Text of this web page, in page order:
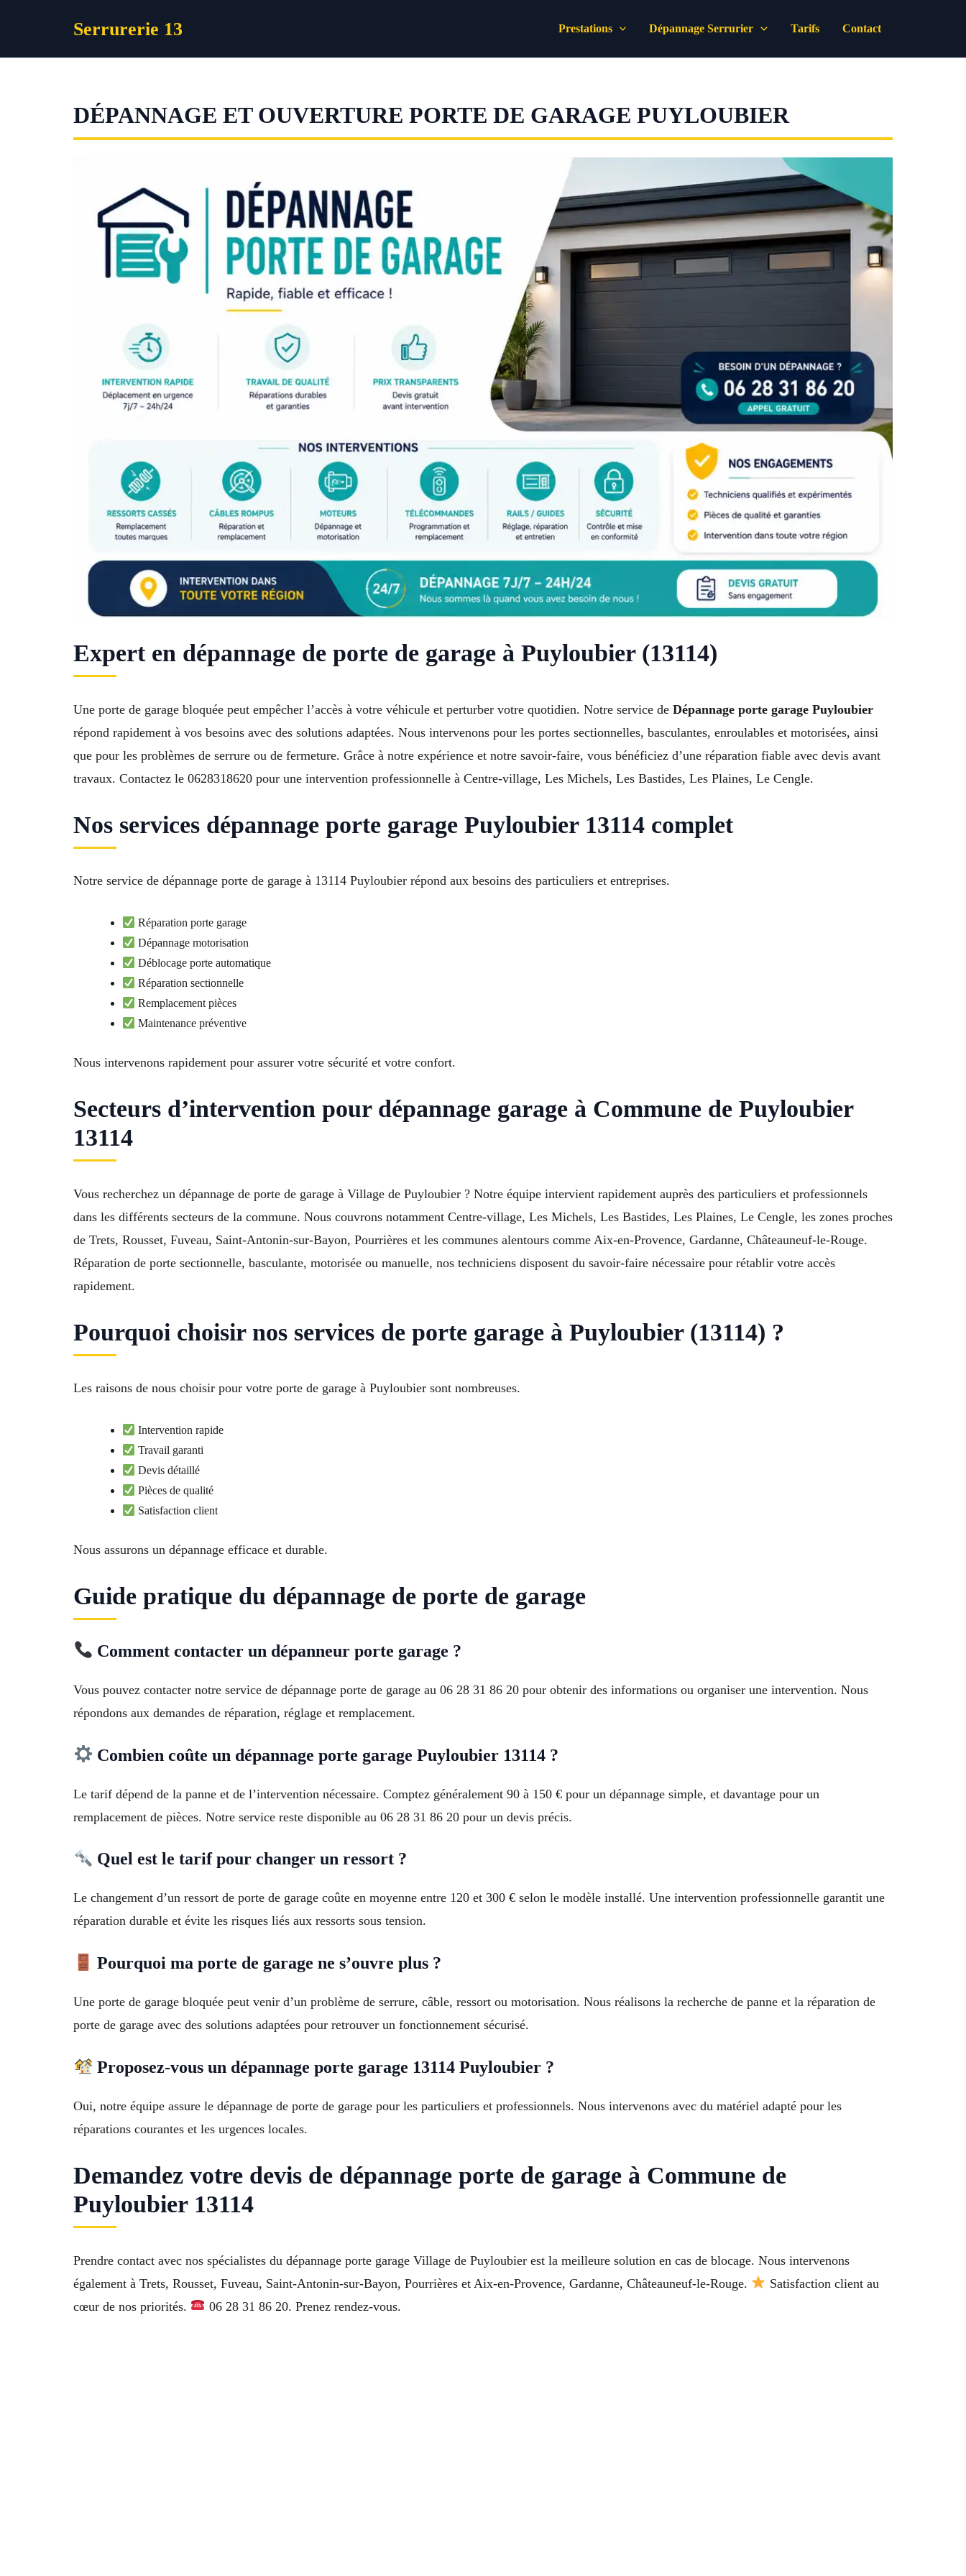
Serrurerie 13 Prestations Dépannage Serrurier Tarifs Contact
DÉPANNAGE ET OUVERTURE PORTE DE GARAGE PUYLOUBIER
Expert en dépannage de porte de garage à Puyloubier (13114)
Une porte de garage bloquée peut empêcher l’accès à votre véhicule et perturber votre quotidien. Notre service de Dépannage porte garage Puyloubier
répond rapidement à vos besoins avec des solutions adaptées. Nous intervenons pour les portes sectionnelles, basculantes, enroulables et motorisées, ainsi
que pour les problèmes de serrure ou de fermeture. Grâce à notre expérience et notre savoir-faire, vous bénéficiez d’une réparation fiable avec devis avant
travaux. Contactez le 0628318620 pour une intervention professionnelle à Centre-village, Les Michels, Les Bastides, Les Plaines, Le Cengle.
Nos services dépannage porte garage Puyloubier 13114 complet
Notre service de dépannage porte de garage à 13114 Puyloubier répond aux besoins des particuliers et entreprises.
Réparation porte garage
Dépannage motorisation
Déblocage porte automatique
Réparation sectionnelle
Remplacement pièces
Maintenance préventive
Nous intervenons rapidement pour assurer votre sécurité et votre confort.
Secteurs d’intervention pour dépannage garage à Commune de Puyloubier
13114
Vous recherchez un dépannage de porte de garage à Village de Puyloubier ? Notre équipe intervient rapidement auprès des particuliers et professionnels
dans les différents secteurs de la commune. Nous couvrons notamment Centre-village, Les Michels, Les Bastides, Les Plaines, Le Cengle, les zones proches
de Trets, Rousset, Fuveau, Saint-Antonin-sur-Bayon, Pourrières et les communes alentours comme Aix-en-Provence, Gardanne, Châteauneuf-le-Rouge.
Réparation de porte sectionnelle, basculante, motorisée ou manuelle, nos techniciens disposent du savoir-faire nécessaire pour rétablir votre accès
rapidement.
Pourquoi choisir nos services de porte garage à Puyloubier (13114) ?
Les raisons de nous choisir pour votre porte de garage à Puyloubier sont nombreuses.
Intervention rapide
Travail garanti
Devis détaillé
Pièces de qualité
Satisfaction client
Nous assurons un dépannage efficace et durable.
Guide pratique du dépannage de porte de garage
Comment contacter un dépanneur porte garage ?
Vous pouvez contacter notre service de dépannage porte de garage au 06 28 31 86 20 pour obtenir des informations ou organiser une intervention. Nous
répondons aux demandes de réparation, réglage et remplacement.
Combien coûte un dépannage porte garage Puyloubier 13114 ?
Le tarif dépend de la panne et de l’intervention nécessaire. Comptez généralement 90 à 150 € pour un dépannage simple, et davantage pour un
remplacement de pièces. Notre service reste disponible au 06 28 31 86 20 pour un devis précis.
Quel est le tarif pour changer un ressort ?
Le changement d’un ressort de porte de garage coûte en moyenne entre 120 et 300 € selon le modèle installé. Une intervention professionnelle garantit une
réparation durable et évite les risques liés aux ressorts sous tension.
Pourquoi ma porte de garage ne s’ouvre plus ?
Une porte de garage bloquée peut venir d’un problème de serrure, câble, ressort ou motorisation. Nous réalisons la recherche de panne et la réparation de
porte de garage avec des solutions adaptées pour retrouver un fonctionnement sécurisé.
Proposez-vous un dépannage porte garage 13114 Puyloubier ?
Oui, notre équipe assure le dépannage de porte de garage pour les particuliers et professionnels. Nous intervenons avec du matériel adapté pour les
réparations courantes et les urgences locales.
Demandez votre devis de dépannage porte de garage à Commune de
Puyloubier 13114
Prendre contact avec nos spécialistes du dépannage porte garage Village de Puyloubier est la meilleure solution en cas de blocage. Nous intervenons
également à Trets, Rousset, Fuveau, Saint-Antonin-sur-Bayon, Pourrières et Aix-en-Provence, Gardanne, Châteauneuf-le-Rouge.
Satisfaction client au
cœur de nos priorités.
06 28 31 86 20. Prenez rendez-vous.